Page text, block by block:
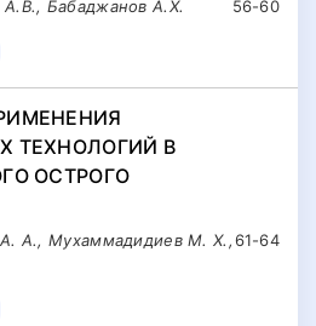
56-60
А.В., Бабаджанов А.Х.
ТЕХНОЛОГИЙ В
ОСТРОГО
61-64
А. А., Мухаммадидиев М. Х.,